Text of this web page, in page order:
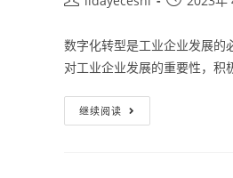
数字化转型是工业企业发展的
对工业企业发展的重要性，积
继续阅读